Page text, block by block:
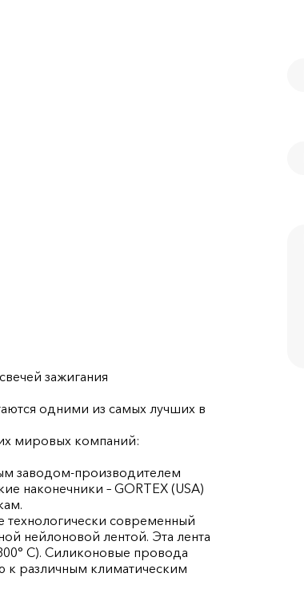
зажигания
одними из самых лучших в
мировых компаний:
заводом-производителем
наконечники – GORTEX (USA)
технологически современный
нейлоновой лентой. Эта лента
C). Силиконовые провода
к различным климатическим